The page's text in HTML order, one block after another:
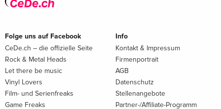
Folge uns auf Facebook
CeDe.ch – die offizielle Seite
Rock & Metal Heads
Let there be music
Vinyl Lovers
Film- und Serienfreaks
Game Freaks
Info
Kontakt & Impressum
Firmenportrait
AGB
Datenschutz
Stellenangebote
Partner-/Affiliate-Programm